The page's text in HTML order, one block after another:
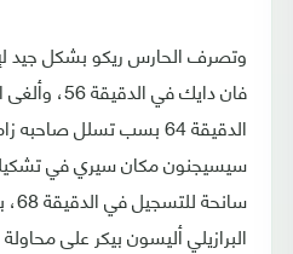
وتصرف الحارس ريكو بشكل جيد
فان دايك في
الدقيقة 64 بسب تسلل
سيسيجنون مكان سيري في
البرازيلي أليسون بيكر على